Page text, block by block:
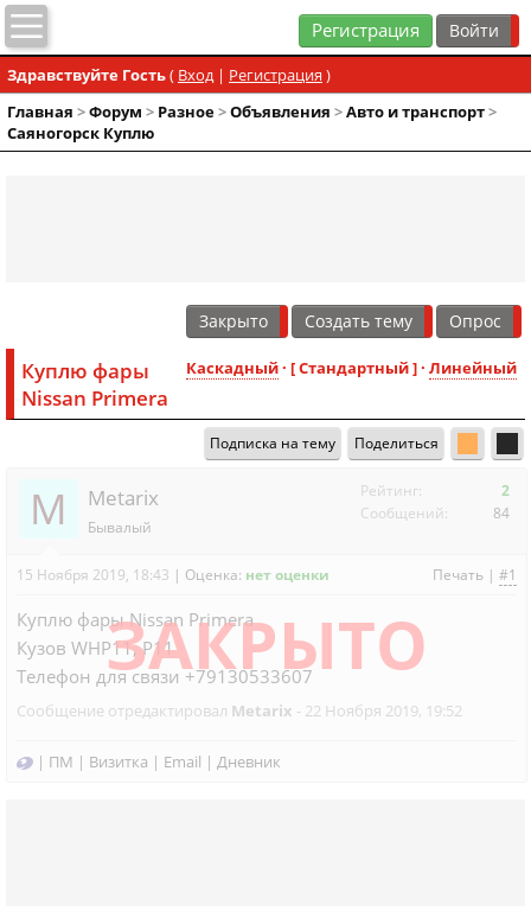
Регистрация
Здравствуйте Гость( Вход| Регистрация )
Главная >Форум > Разное>Объявления >Авто и транспорт>
Саяногорск Куплю
Закрыто Создать тему Опрос
Каскадный· [ Стандартный ] · Линейный
Куплю фары
Nissan Primera
Подписка на тему Поделиться
M Metarix
Бывалый
Рейтинг:
2
Сообщений:
84
Печать | #1
15 Ноября 2019, 18:43 | Оценка: нет оценки
ЗАКРЫТО
Куплю фары Nissan Primera
Кузов WHP11, P11
Телефон для связи +79130533607
Сообщение отредактировал Metarix - 22 Ноября 2019, 19:52
| ПМ | Визитка | Email | Дневник